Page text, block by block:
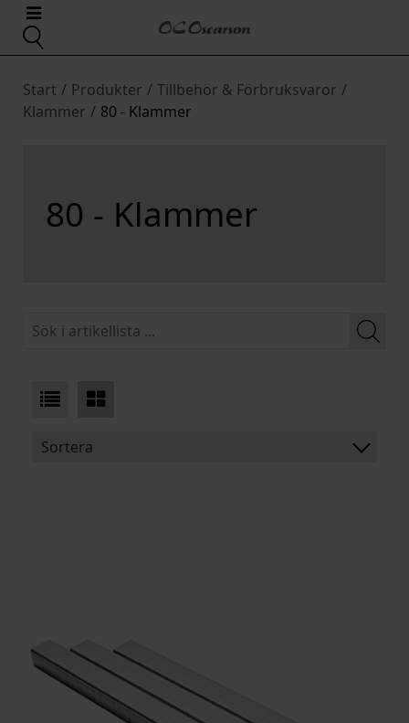
Start / Produkter / Tillbehör & Förbruksvaror /
Klammer / 80 - Klammer
80 - Klammer
Sortera